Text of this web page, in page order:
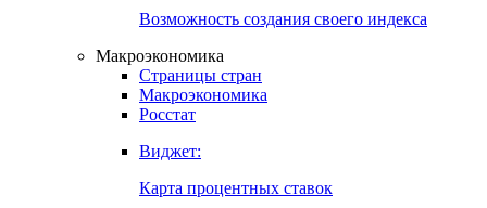
Возможность создания своего индекса
Макроэкономика
Страницы стран
Макроэкономика
Росстат
Виджет:
Карта процентных ставок